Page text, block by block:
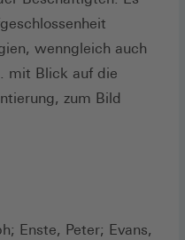
wenngleich auch
mit Blick auf die
zum Bild
Enste, Peter; Evans,